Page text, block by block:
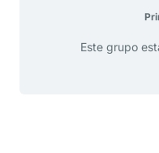
Este grupo